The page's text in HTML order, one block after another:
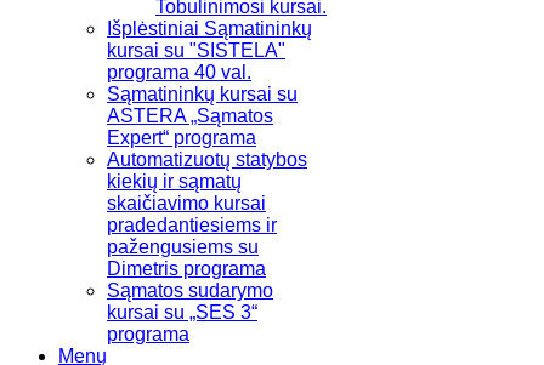
Tobulinimosi kursai.
Išplėstiniai Sąmatininkų
kursai su "SISTELA"
programa 40 val.
Sąmatininkų kursai su
ASTERA „Sąmatos
Expert“ programa
Automatizuotų statybos
kiekių ir sąmatų
skaičiavimo kursai
pradedantiesiems ir
pažengusiems su
Dimetris programa
Sąmatos sudarymo
kursai su „SES 3“
programa
Menų